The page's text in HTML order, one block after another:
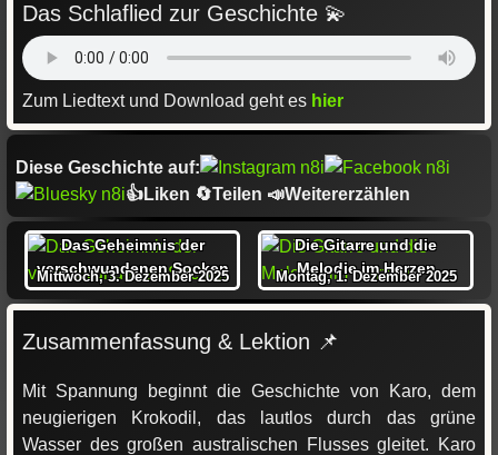
Diese Geschichte auf:
👍Liken 🔄Teilen 📣Weitererzählen
Das Geheimnis der
verschwundenen Socken
Mittwoch, 3. Dezember 2025
Die Gitarre und die
Melodie im Herzen
Montag, 1. Dezember 2025
Das Schlaflied zur Geschichte 💫
Zum Liedtext und Download geht es hier
Zusammenfassung & Lektion 📌
Mit Spannung beginnt die Geschichte von Karo, dem
neugierigen Krokodil, das lautlos durch das grüne
Wasser des großen australischen Flusses gleitet. Karo